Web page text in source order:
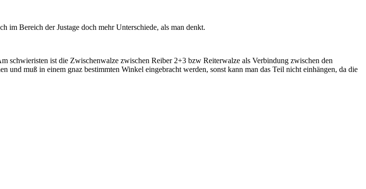
im Bereich der Justage doch mehr Unterschiede, als man denkt.
schwieristen ist die Zwischenwalze zwischen Reiber 2+3 bzw Reiterwalze als Verbindung zwischen den
und muß in einem gnaz bestimmten Winkel eingebracht werden, sonst kann man das Teil nicht einhängen, da die